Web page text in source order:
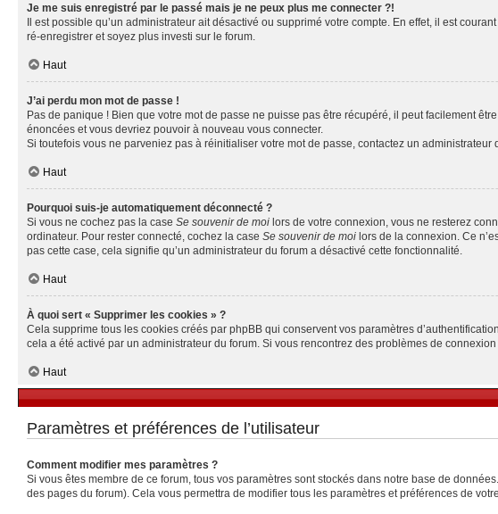
Je me suis enregistré par le passé mais je ne peux plus me connecter ?!
Il est possible qu’un administrateur ait désactivé ou supprimé votre compte. En effet, il est
ré-enregistrer et soyez plus investi sur le forum.
Haut
J’ai perdu mon mot de passe !
Pas de panique ! Bien que votre mot de passe ne puisse pas être récupéré, il peut facilement
énoncées et vous devriez pouvoir à nouveau vous connecter.
Si toutefois vous ne parveniez pas à réinitialiser votre mot de passe, contactez un administrateur
Haut
Pourquoi suis-je automatiquement déconnecté ?
Si vous ne cochez pas la case Se souvenir de moi lors de votre connexion, vous ne resterez
ordinateur. Pour rester connecté, cochez la case Se souvenir de moi lors de la connexion. Ce
pas cette case, cela signifie qu’un administrateur du forum a désactivé cette fonctionnalité.
Haut
À quoi sert « Supprimer les cookies » ?
Cela supprime tous les cookies créés par phpBB qui conservent vos paramètres
cela a été activé par un administrateur du forum. Si vous rencontrez des problèmes de
Haut
Paramètres et préférences de l’utilisateur
Comment modifier mes paramètres ?
Si vous êtes membre de ce forum, tous vos paramètres sont stockés dans notre base de
des pages du forum). Cela vous permettra de modifier tous les paramètres et préférences de